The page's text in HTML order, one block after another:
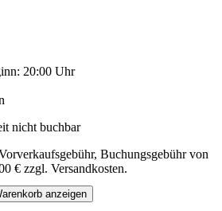
20:00 Uhr
nicht buchbar
Buchungsgebühr von
€ zzgl. Versandkosten.
anzeigen